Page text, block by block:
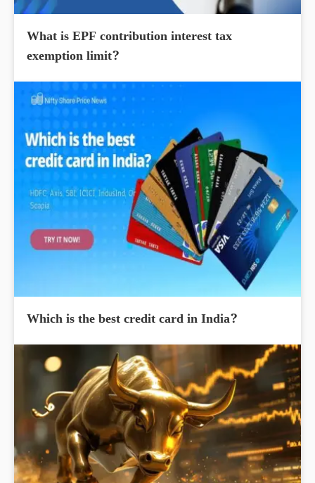
What is EPF contribution interest tax
exemption limit?
Which is the best credit card in India?